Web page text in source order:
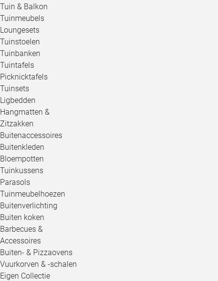
Tuin & Balkon
Tuinmeubels
Loungesets
Tuinstoelen
Tuinbanken
Tuintafels
Picknicktafels
Tuinsets
Ligbedden
Hangmatten &
Zitzakken
Buitenaccessoires
Buitenkleden
Bloempotten
Tuinkussens
Parasols
Tuinmeubelhoezen
Buitenverlichting
Buiten koken
Barbecues &
Accessoires
Buiten- & Pizzaovens
Vuurkorven & -schalen
Eigen Collectie